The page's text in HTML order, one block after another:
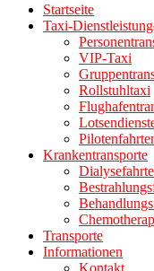
Startseite
Taxi-
VIP-Taxi
Rollstuhltaxi
Krankentransporte
Transporte
Informationen
Kontakt